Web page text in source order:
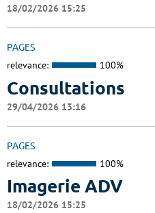
18/02/2026 15:25
PAGES
relevance: 100%
Consultations
29/04/2026 13:16
PAGES
relevance: 100%
Imagerie ADV
18/02/2026 15:25